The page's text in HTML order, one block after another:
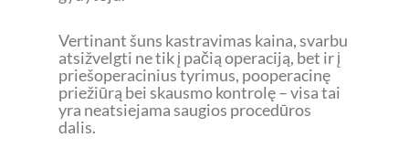
Vertinant šuns kastravimas kaina, svarbu
atsižvelgti ne tik į pačią operaciją, bet ir į
priešoperacinius tyrimus, pooperacinę
priežiūrą bei skausmo kontrolę – visa tai
yra neatsiejama saugios procedūros
dalis.